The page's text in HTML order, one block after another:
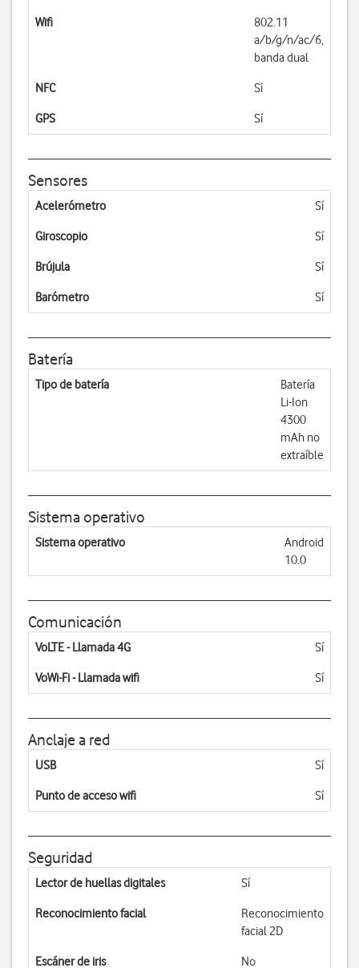
Wifi
802.11
a/b/g/n/ac/6,
banda dual
NFC Sí
GPS Sí
Sensores
Acelerómetro Sí
Giroscopio Sí
Brújula Sí
Barómetro Sí
Batería
Tipo de batería
Batería
Li-Ion
4300
mAh no
extraíble
Sistema operativo
Sistema operativo
Android
10.0
Comunicación
VoLTE - Llamada 4G Sí
VoWi-Fi - Llamada wifi Sí
Anclaje a red
USB Sí
Punto de acceso wifi Sí
Seguridad
Lector de huellas digitales Sí
Reconocimiento facial
Reconocimiento
facial 2D
Escáner de iris No